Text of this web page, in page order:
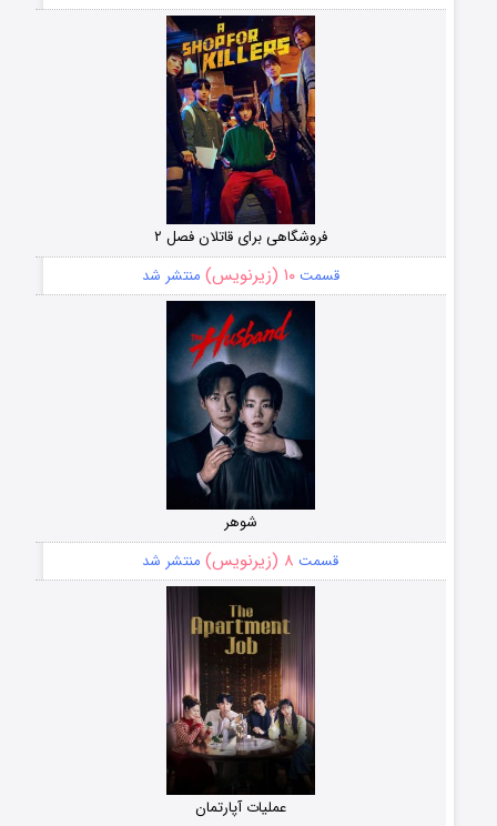
فروشگاهی برای قاتلان فصل ۲
قسمت۱۰ (زیرنویس) منتشر شد
شوهر
قسمت ۸ (زیرنویس) منتشر شد
عملیات آپارتمان